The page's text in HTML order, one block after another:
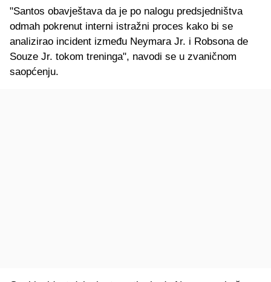
"Santos obavještava da je po nalogu predsjedništva
odmah pokrenut interni istražni proces kako bi se
analizirao incident između Neymara Jr. i Robsona de
Souze Jr. tokom treninga", navodi se u zvaničnom
saopćenju.